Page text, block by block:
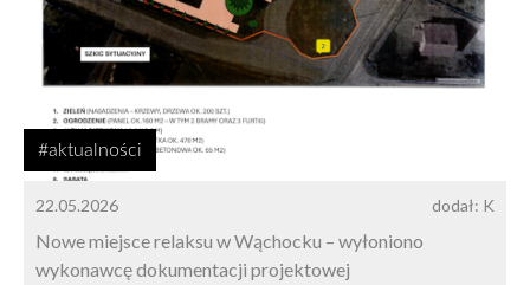
#aktualności
22.05.2026 dodał: K
Nowe miejsce relaksu w Wąchocku – wyłoniono
wykonawcę dokumentacji projektowej